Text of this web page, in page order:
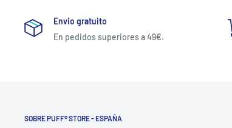
Envio gratuito
En pedidos superiores a 49€.
SOBRE PUFF® STORE - ESPAÑA